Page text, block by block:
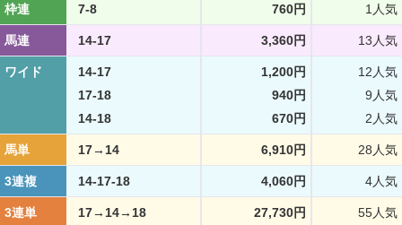
枠連 7-8 760円 1人気
馬連 14-17 3,360円 13人気
ワイド 14-17 1,200円
12人気
17-18
940円
9人気
14-18
670円 2人気
馬単 17→14 6,910円 28人気
3連複 14-17-18 4,060円 4人気
3連単 17→14→18 27,730円 55人気